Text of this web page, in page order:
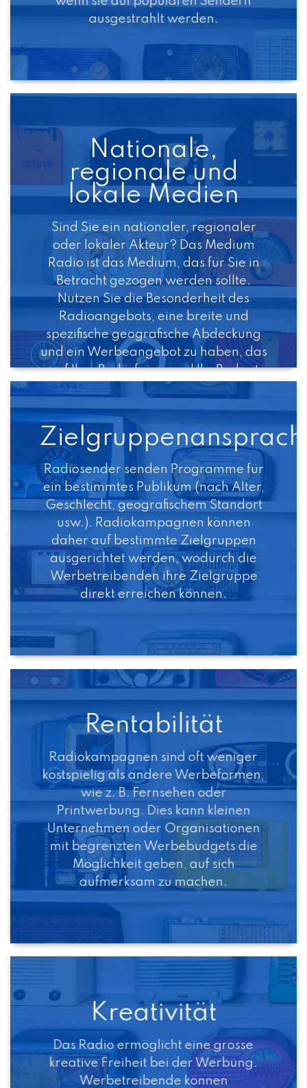
ausgestrahlt werden.
Nationale,
regionale und
lokale Medien
Sind Sie ein nationaler, regionaler
oder lokaler Akteur? Das Medium
Radio ist das Medium, das für Sie in
Betracht gezogen werden sollte.
Nutzen Sie die Besonderheit des
Radioangebots, eine breite und
spezifische geografische Abdeckung
und ein Werbeangebot zu haben, das
auf Ihre Bedürfnisse und Ihr Budget
zugeschnitten ist. Ob auf nationaler,
regionaler oder lokaler Ebene,
Radiowerbung ist für Ihre Marke wie
geschaffen.
Radiosender senden Programme für
ein bestimmtes Publikum (nach Alter,
Geschlecht, geografischem Standort
usw.). Radiokampagnen können
daher auf bestimmte Zielgruppen
ausgerichtet werden, wodurch die
Werbetreibenden ihre Zielgruppe
direkt erreichen können.
Rentabilität
Radiokampagnen sind oft weniger
kostspielig als andere Werbeformen,
wie z. B. Fernsehen oder
Printwerbung. Dies kann kleinen
Unternehmen oder Organisationen
mit begrenzten Werbebudgets die
Möglichkeit geben, auf sich
aufmerksam zu machen.
Kreativität
Das Radio ermöglicht eine grosse
kreative Freiheit bei der Werbung.
Werbetreibende können